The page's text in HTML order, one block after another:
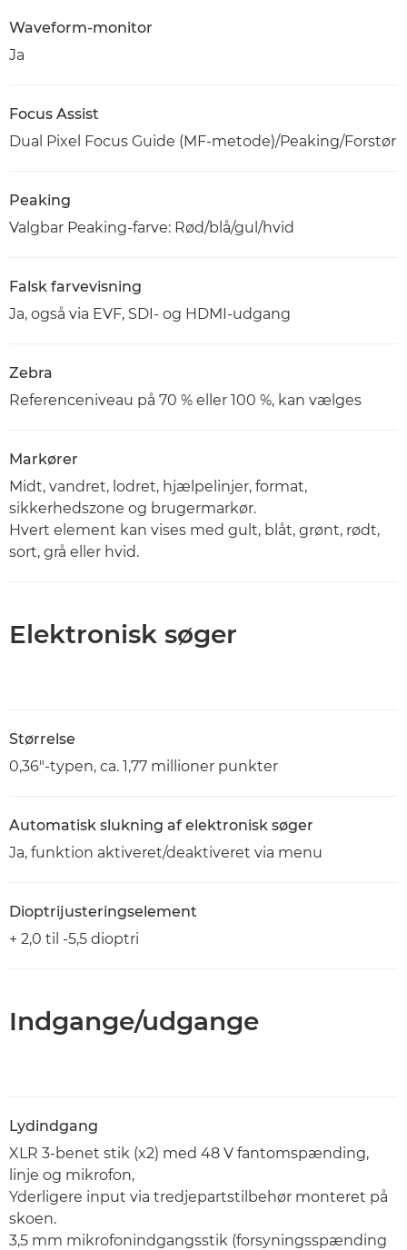
Waveform-monitor
Ja
Focus Assist
Dual Pixel Focus Guide (MF-metode)/Peaking/Forstør
Peaking
Valgbar Peaking-farve: Rød/blå/gul/hvid
Falsk farvevisning
Ja, også via EVF, SDI- og HDMI-udgang
Zebra
Referenceniveau på 70 % eller 100 %, kan vælges
Markører
Midt, vandret, lodret, hjælpelinjer, format,
sikkerhedszone og brugermarkør.
Hvert element kan vises med gult, blåt, grønt, rødt,
sort, grå eller hvid.
Elektronisk søger
Størrelse
0,36"-typen, ca. 1,77 millioner punkter
Automatisk slukning af elektronisk søger
Ja, funktion aktiveret/deaktiveret via menu
Dioptrijusteringselement
+ 2,0 til -5,5 dioptri
Indgange/udgange
Lydindgang
XLR 3-benet stik (x2) med 48 V fantomspænding,
linje og mikrofon,
Yderligere input via tredjepartstilbehør monteret på
skoen.
3,5 mm mikrofonindgangsstik (forsyningsspænding